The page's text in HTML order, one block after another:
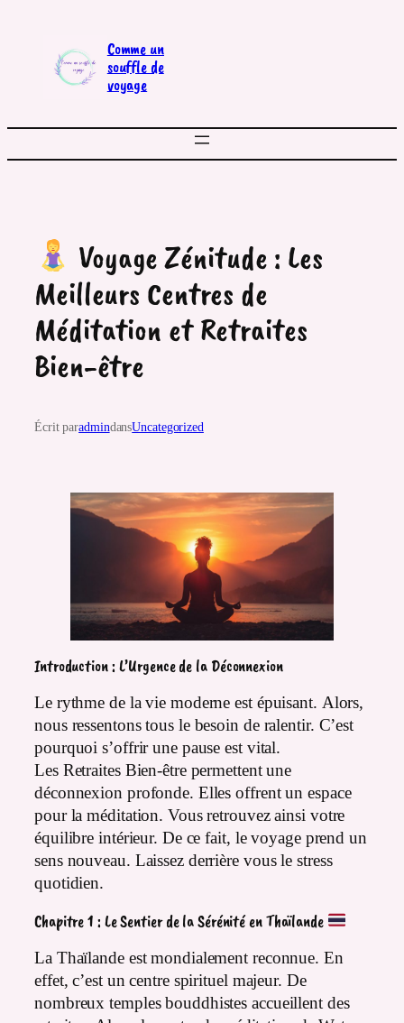
contenu
Comme un
souffle de
voyage
Voyage Zénitude : Les
Meilleurs Centres de
Méditation et Retraites
Bien-être
Écrit paradmindansUncategorized
Introduction : L’Urgence de la Déconnexion
Le rythme de la vie moderne est épuisant. Alors,
nous ressentons tous le besoin de ralentir. C’est
pourquoi s’offrir une pause est vital.
Les Retraites Bien-être permettent une
déconnexion profonde. Elles offrent un espace
pour la méditation. Vous retrouvez ainsi votre
équilibre intérieur. De ce fait, le voyage prend un
sens nouveau. Laissez derrière vous le stress
quotidien.
Chapitre 1 : Le Sentier de la Sérénité en Thaïlande
La Thaïlande est mondialement reconnue. En
effet, c’est un centre spirituel majeur. De
nombreux temples bouddhistes accueillent des